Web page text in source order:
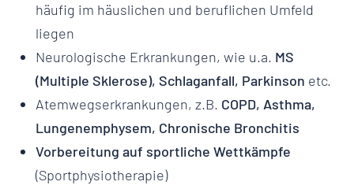
häufig im häuslichen und beruflichen Umfeld
liegen
Neurologische Erkrankungen, wie u.a. MS
(Multiple Sklerose), Schlaganfall, Parkinson etc.
Atemwegserkrankungen, z.B. COPD, Asthma,
Lungenemphysem, Chronische Bronchitis
Vorbereitung auf sportliche Wettkämpfe
(Sportphysiotherapie)